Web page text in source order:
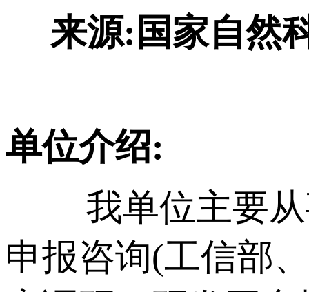
来源:国家自然
单位介绍:
我单位主要从
申报咨询(工信部